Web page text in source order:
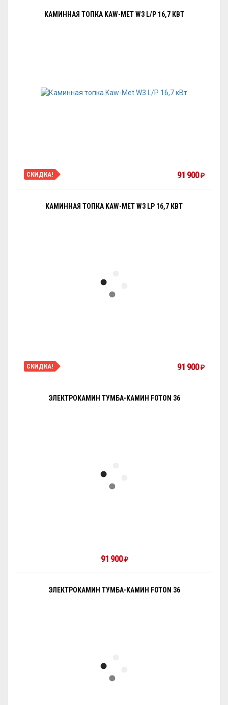
КАМИННАЯ ТОПКА KAW-MET W3 L/P 16,7 КВТ
СКИДКА! 91 900₽
КАМИННАЯ ТОПКА KAW-MET W3 LP 16,7 КВТ
СКИДКА! 91 900₽
ЭЛЕКТРОКАМИН ТУМБА-КАМИН FOTON 36
91 900₽
ЭЛЕКТРОКАМИН ТУМБА-КАМИН FOTON 36